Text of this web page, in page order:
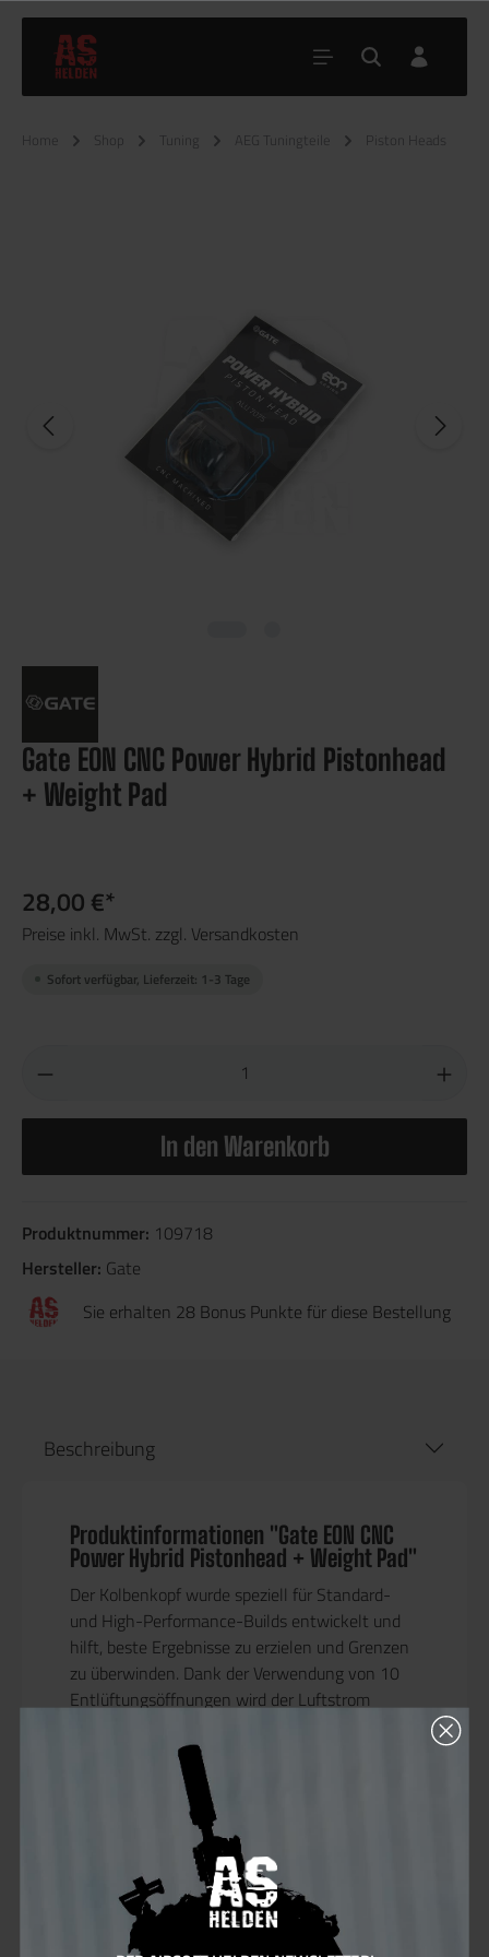
Home Shop Tuning AEG Tuningteile Piston Heads
Gate EON CNC Power Hybrid Pistonhead
+ Weight Pad
28,00 €*
Preise inkl. MwSt. zzgl. Versandkosten
Sofort verfügbar, Lieferzeit: 1-3 Tage
In den Warenkorb
Produktnummer: 109718
Hersteller: Gate
Sie erhalten 28 Bonus Punkte für diese Bestellung
Beschreibung
Produktinformationen "Gate EON CNC
Power Hybrid Pistonhead + Weight Pad"
Der Kolbenkopf wurde speziell für Standard-
und High-Performance-Builds entwickelt und
hilft, beste Ergebnisse zu erzielen und Grenzen
zu überwinden. Dank der Verwendung von 10
Entlüftungsöffnungen wird der Luftstrom
Die CNC-Bearbeitung von hochwertigem
Flugzeugaluminium gewährleistet die
Wiederholbarkeit der Schüsse, eine perfekte
Kopf-Zylinder-Dichtung und eine hohe Leistung.
Zusammen mit der einstellbaren AOE ist es für
jeden Bau unerlässlich. Die speziellen
Gewichtspads, die im Kit enthalten sind,
ermöglichen die Verwendung von schwereren